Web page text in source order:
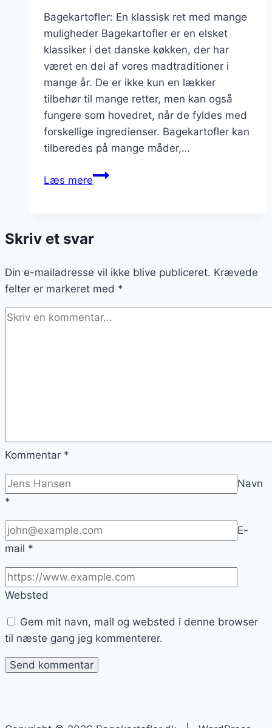
Bagekartofler: En klassisk ret med mange
muligheder Bagekartofler er en elsket
klassiker i det danske køkken, der har
været en del af vores madtraditioner i
mange år. De er ikke kun en lækker
tilbehør til mange retter, men kan også
fungere som hovedret, når de fyldes med
forskellige ingredienser. Bagekartofler kan
tilberedes på mange måder,…
Læs mereBagekartofler
og
grøntsager
Skriv et svar
Din e-mailadresse vil ikke blive publiceret. Krævede
felter er markeret med *
Kommentar *
Navn
*
E-
mail *
Websted
Gem mit navn, mail og websted i denne browser
til næste gang jeg kommenterer.